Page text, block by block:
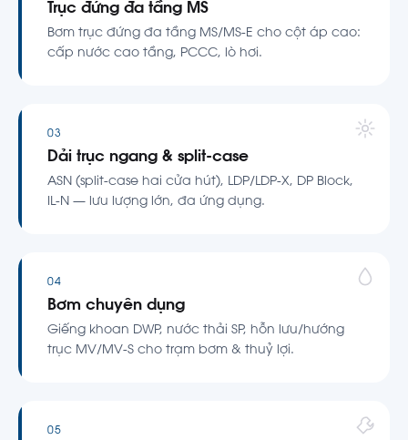
Trục đứng đa tầng MS
Bơm trục đứng đa tầng MS/MS-E cho cột áp cao:
cấp nước cao tầng, PCCC, lò hơi.
03
Dải trục ngang & split-case
ASN (split-case hai cửa hút), LDP/LDP-X, DP Block,
IL-N — lưu lượng lớn, đa ứng dụng.
04
Bơm chuyên dụng
Giếng khoan DWP, nước thải SP, hỗn lưu/hướng
trục MV/MV-S cho trạm bơm & thuỷ lợi.
05